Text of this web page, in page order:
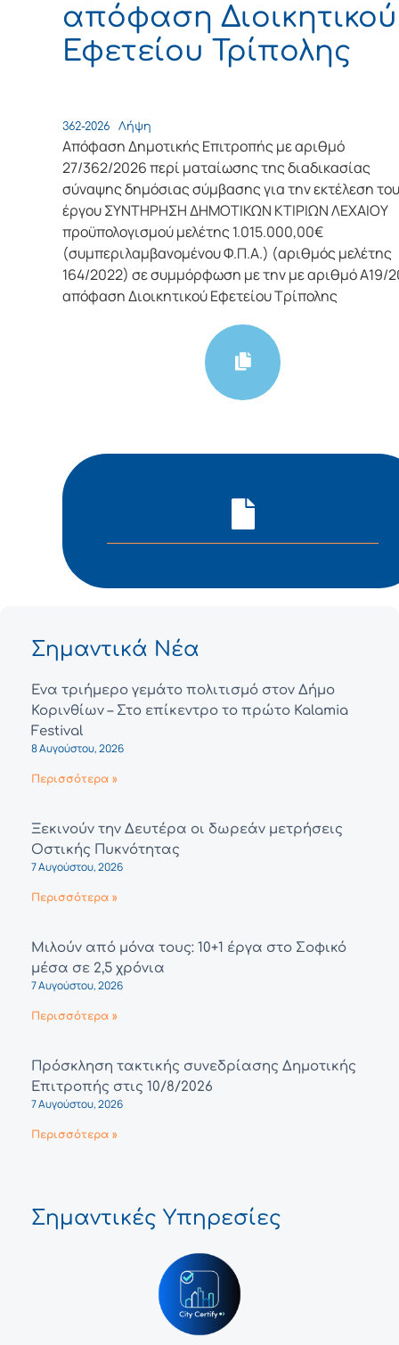
απόφαση Διοικητικού
Εφετείου Τρίπολης
362-2026 Λήψη
Απόφαση Δημοτικής Επιτροπής με αριθμό
27/362/2026 περί ματαίωσης της διαδικασίας
σύναψης δημόσιας σύμβασης για την εκτέλεση του
έργου ΣΥΝΤΗΡΗΣΗ ΔΗΜΟΤΙΚΩΝ ΚΤΙΡΙΩΝ ΛΕΧΑΙΟΥ
προϋπολογισμού μελέτης 1.015.000,00€
(συμπεριλαμβανομένου Φ.Π.Α.) (αριθμός μελέτης
164/2022) σε συμμόρφωση με την με αριθμό Α19/
απόφαση Διοικητικού Εφετείου Τρίπολης
Σημαντικά Νέα
Ένα τριήμερο γεμάτο πολιτισμό στον Δήμο
Κορινθίων – Στο επίκεντρο το πρώτο Kalamia
Festival
8 Αυγούστου, 2026
Περισσότερα »
Ξεκινούν την Δευτέρα οι δωρεάν μετρήσεις
Οστικής Πυκνότητας
7 Αυγούστου, 2026
Περισσότερα »
Μιλούν από μόνα τους: 10+1 έργα στο Σοφικό
μέσα σε 2,5 χρόνια
7 Αυγούστου, 2026
Περισσότερα »
Πρόσκληση τακτικής συνεδρίασης Δημοτικής
Επιτροπής στις 10/8/2026
7 Αυγούστου, 2026
Περισσότερα »
Σημαντικές Υπηρεσίες